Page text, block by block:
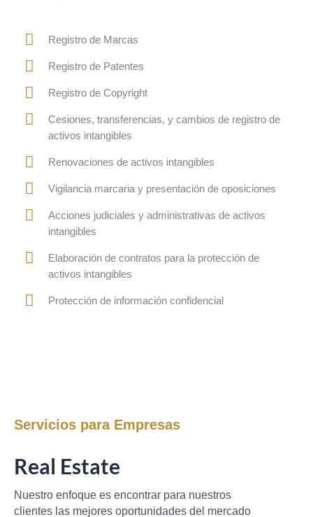
Registro de Marcas
Registro de Patentes
Registro de Copyright
Cesiones, transferencias, y cambios de registro de
activos intangibles
Renovaciones de activos intangibles
Vigilancia marcaria y presentación de oposiciones
Acciones judiciales y administrativas de activos
intangibles
Elaboración de contratos para la protección de
activos intangibles
Protección de información confidencial
Servicios para Empresas
Real Estate
Nuestro enfoque es encontrar para nuestros
clientes las mejores oportunidades del mercado